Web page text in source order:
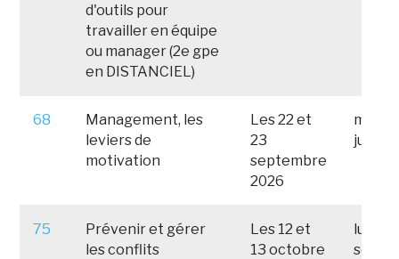
d'outils pour
travailler en équipe
ou manager (2e gpe
en DISTANCIEL)
68
Management, les
leviers de
motivation
Les 22 et
23
septembre
2026
juillet
75
Prévenir et gérer
les conflits
Les 12 et
13 octobre
lundi